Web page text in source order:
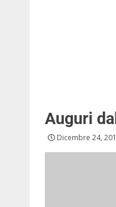
Auguri
Dicembre 24,